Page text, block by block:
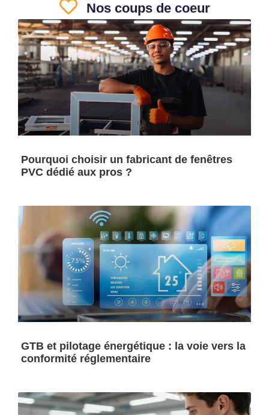
Nos coups de coeur
Pourquoi choisir un fabricant de fenêtres
PVC dédié aux pros ?
GTB et pilotage énergétique : la voie vers la
conformité réglementaire